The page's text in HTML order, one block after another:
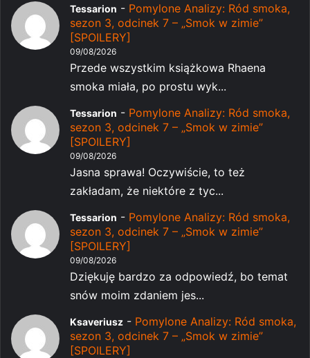
Tessarion - Pomylone Analizy: Ród smoka,
sezon 3, odcinek 7 – „Smok w zimie”
[SPOILERY]
09/08/2026
Przede wszystkim książkowa Rhaena
smoka miała, po prostu wyk...
Tessarion - Pomylone Analizy: Ród smoka,
sezon 3, odcinek 7 – „Smok w zimie”
[SPOILERY]
09/08/2026
Jasna sprawa! Oczywiście, to też
zakładam, że niektóre z tyc...
Tessarion - Pomylone Analizy: Ród smoka,
sezon 3, odcinek 7 – „Smok w zimie”
[SPOILERY]
09/08/2026
Dziękuję bardzo za odpowiedź, bo temat
snów moim zdaniem jes...
Ksaveriusz - Pomylone Analizy: Ród smoka,
sezon 3, odcinek 7 – „Smok w zimie”
[SPOILERY]